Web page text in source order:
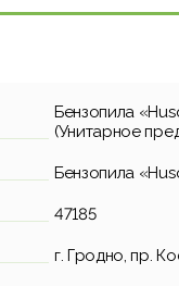
Бензопила
(Унитарное
Бензопила
47185
г. Гродно, пр.